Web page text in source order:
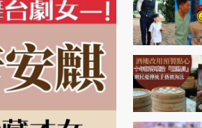
勝運程
機妙算 李丞責
來有理 麥玲玲
娛樂名
文化藝
時政財
健康生
飲食旅